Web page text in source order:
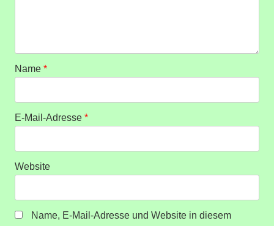
Name *
E-Mail-Adresse *
Website
Name, E-Mail-Adresse und Website in diesem